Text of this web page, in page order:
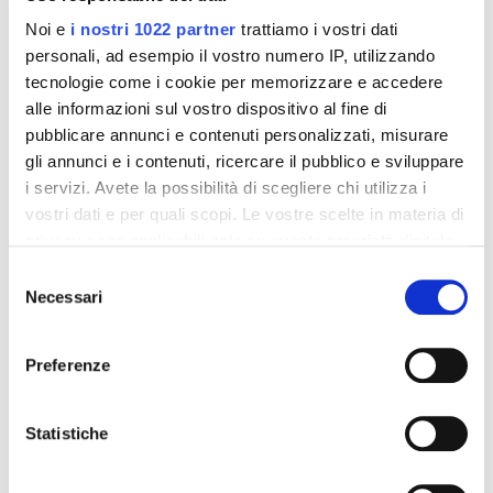
Noi e i nostri 1022 partner trattiamo i vostri dati
personali, ad esempio il vostro numero IP, utilizzando
tecnologie come i cookie per memorizzare e accedere
alle informazioni sul vostro dispositivo al fine di
pubblicare annunci e contenuti personalizzati, misurare
gli annunci e i contenuti, ricercare il pubblico e sviluppare
i servizi. Avete la possibilità di scegliere chi utilizza i
vostri dati e per quali scopi. Le vostre scelte in materia di
modificare o revocare il proprio consenso in qualsiasi
momento dalla Dichiarazione sui cookie o facendo clic
raccogliere informazioni sulla tua posizione
geografica, con un'approssimazione di qualche
delNecessari
Preferenze
Statistiche
bustine
Aggiungi al
55,18 €